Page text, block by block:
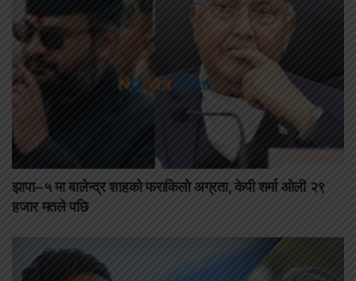
झापा–५ मा बालेन्द्र शाहको फराकिलो अग्रता, केपी शर्मा ओली २९
हजार मतले पछि